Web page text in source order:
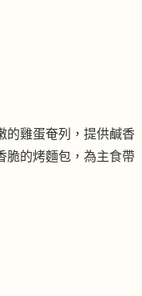
的雞蛋奄列，提供鹹香
脆的烤麵包，為主食帶